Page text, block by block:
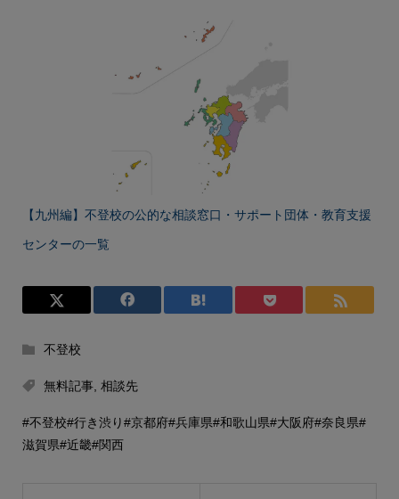
【九州編】不登校の公的な相談窓口・サポート団体・教育支援
センターの一覧
不登校
無料記事, 相談先
#不登校#行き渋り#京都府#兵庫県#和歌山県#大阪府#奈良県#
滋賀県#近畿#関西